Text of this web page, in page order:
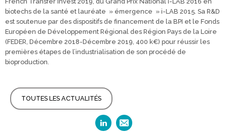
biotechs de la santé et lauréate » émergence » i-LAB 2015. Sa R&D
est soutenue par des dispositifs de financement de la BPI et le Fonds
Européen de Développement Régional des Région Pays de la Loire
(FEDER, Décembre 2018-Décembre 2019, 400 k€) pour réussir les
premières étapes de l’industrialisation de son procédé de
bioproduction.
TOUTES LES ACTUALITÉS